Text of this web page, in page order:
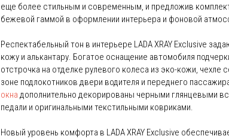
еще более стильным и современным, и предложив
бежевой гаммой в оформлении интерьера и фоновой
Респектабельный тон в интерьере LADA XRAY Exclusive
кожу и алькантару. Богатое оснащение автомобиля
отстрочка на отделке рулевого колеса из эко-кожи,
зоне подлокотников двери водителя и переднего
окна дополнительно декорированы черными глянцевыми
педали и оригинальными текстильными ковриками.
Новый уровень комфорта в LADA XRAY Exclusive